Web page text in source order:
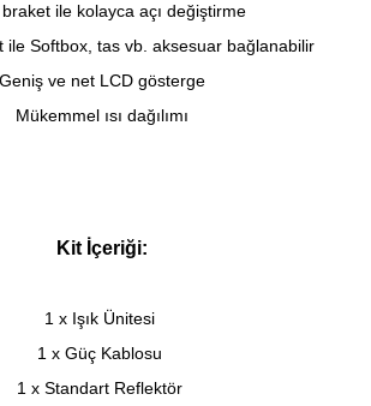
ile kolayca açı değiştirme
ile Softbox, tas vb. aksesuar bağlanabilir
Geniş ve net LCD gösterge
Mükemmel ısı dağılımı
Kit İçeriği:
1 x Işık Ünitesi
1 x Güç Kablosu
1 x Standart Reflektör